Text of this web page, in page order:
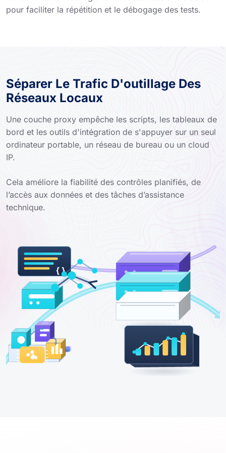
pour faciliter la répétition et le débogage des tests.
Séparer Le Trafic D'outillage Des
Réseaux Locaux
Une couche proxy empêche les scripts, les tableaux de
bord et les outils d'intégration de s'appuyer sur un seul
ordinateur portable, un réseau de bureau ou un cloud
IP.
Cela améliore la fiabilité des contrôles planifiés, de
l’accès aux données et des tâches d’assistance
technique.